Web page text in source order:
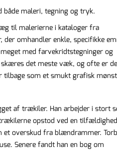
både maleri, tegning og tryk.
til malerierne i kataloger fra
omhandler enkle, specifikke
med farvekridtstegninger og
det meste væk, og ofte er
som et smukt grafisk
af trækiler. Han arbejder i stort
opstod ved en
et overskud fra blændrammer.
Senere fandt han en bog om